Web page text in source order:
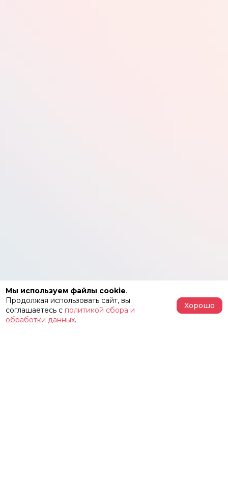
Мы используем файлы cookie.
Продолжая использовать сайт, вы
соглашаетесь с политикой сбора и
обработки данных.
Хорошо